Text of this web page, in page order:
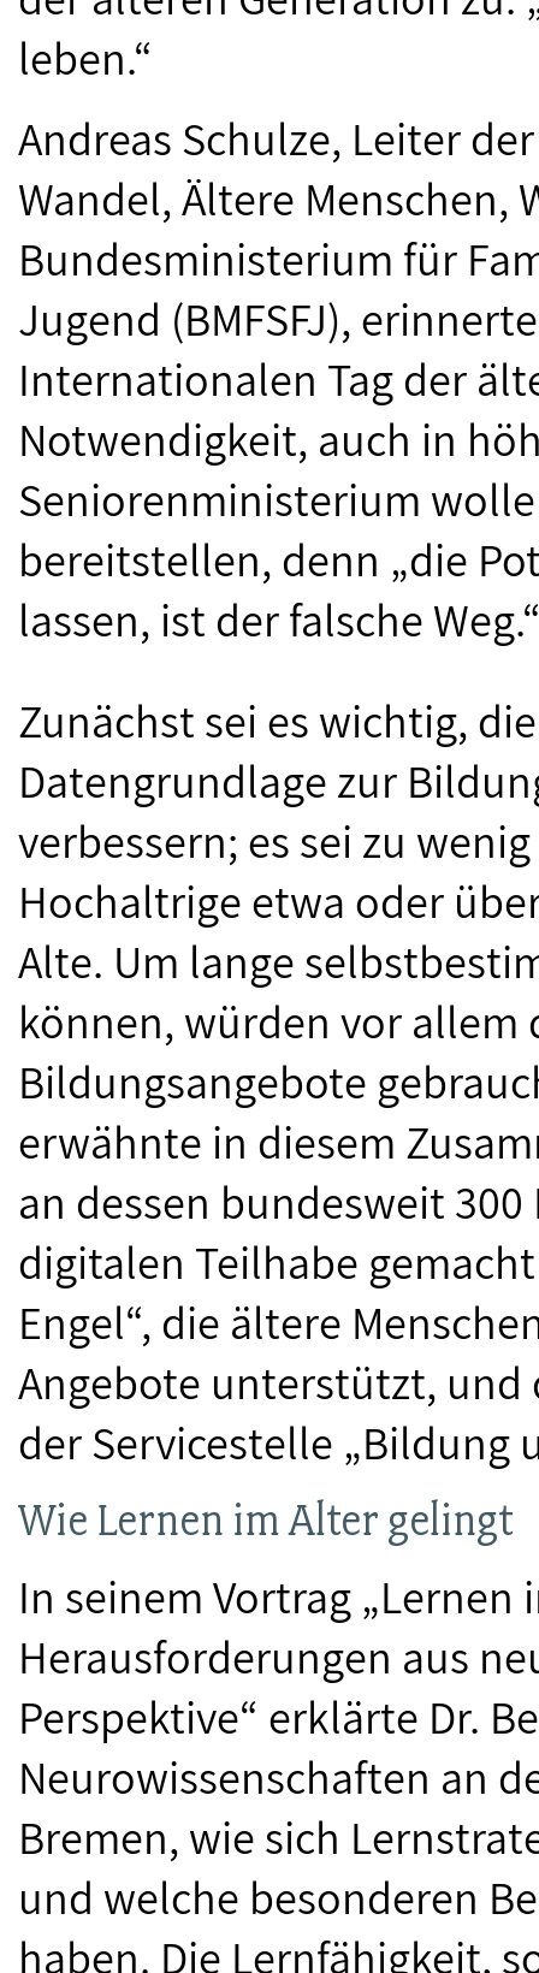
leben.“
Andreas Schulze, Leiter
Wandel, Ältere Menschen,
Bundesministerium für
Jugend (BMFSFJ),
Internationalen Tag der
Notwendigkeit, auch in
Seniorenministerium
bereitstellen, denn „die
lassen, ist der falsche
Zunächst sei es wichtig, die
Datengrundlage zur
verbessern; es sei zu
Hochaltrige etwa oder
Alte. Um lange
können, würden vor allem
Bildungsangebote
erwähnte in diesem
an dessen bundesweit
digitalen Teilhabe
Engel“, die ältere
Angebote unterstützt, und
der Servicestelle „Bildung
Wie Lernen im Alter gelingt
In seinem Vortrag
Herausforderungen aus
Perspektive“ erklärte Dr.
Neurowissenschaften an
Bremen, wie sich
und welche besonderen
haben. Die Lernfähigkeit,